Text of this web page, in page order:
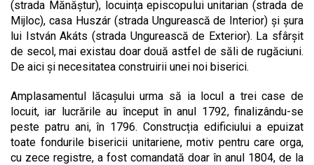
(strada Mănăștur), locuința episcopului unitarian (strada de
Mijloc), casa Huszár (strada Ungurească de Interior) și șura
lui István Akáts (strada Ungurească de Exterior). La sfârșit
de secol, mai existau doar două astfel de săli de rugăciuni.
De aici și necesitatea construirii unei noi biserici.
Amplasamentul lăcașului urma să ia locul a trei case de
locuit, iar lucrările au început în anul 1792, finalizându-se
peste patru ani, în 1796. Construcția edificiului a epuizat
toate fondurile bisericii unitariene, motiv pentru care orga,
cu zece registre, a fost comandată doar în anul 1804, de la